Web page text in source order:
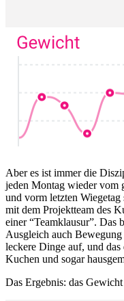
Aber es ist immer die
jeden Montag wieder vom
und vorm letzten
mit dem Projektteam des
einer “Teamklausur”. Das
Ausgleich auch
leckere Dinge auf, und
Kuchen und sogar
Das Ergebnis: das